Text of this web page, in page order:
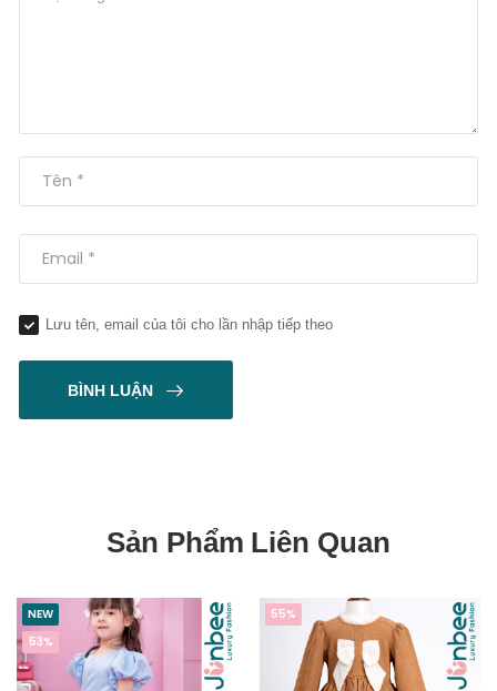
Lưu tên, email của tôi cho lần nhập tiếp theo
BÌNH LUẬN
Sản Phẩm Liên Quan
NEW
53%
55%